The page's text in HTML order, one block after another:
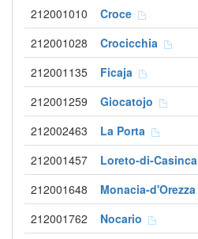
212001010 Croce
212001028 Crocicchia
212001135 Ficaja
212001259 Giocatojo
212002463 La Porta
212001457 Loreto-di-Casinca
212001648 Monacia-d'Orezza
212001762 Nocario